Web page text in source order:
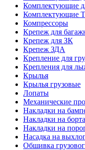
Комплектующие
Комплектующие
Компрессоры
Крепеж для
Крепеж для ЗК
Крепеж ЗДА
Крепление для
Крепления для
Крылья
Крылья грузовые
Лопаты
Механические
Накладки на
Накладки на борта
Накладки на
Насадка на
Обшивка